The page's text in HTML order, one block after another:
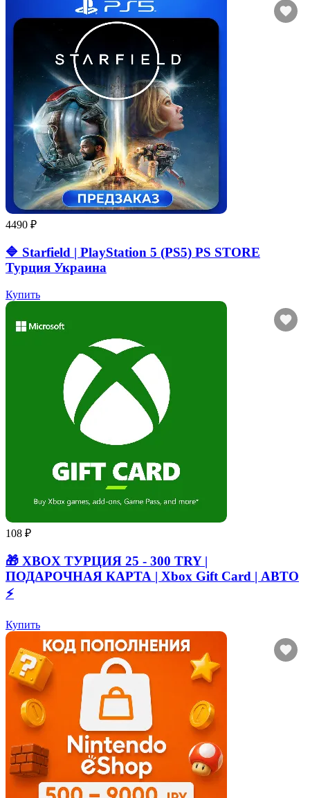
4490 ₽
🔷 Starfield | PlayStation 5 (PS5) PS STORE
Турция Украина
Купить
108 ₽
🎁 XBOX ТУРЦИЯ 25 - 300 TRY |
ПОДАРОЧНАЯ КАРТА | Xbox Gift Card | АВТО
⚡
Купить